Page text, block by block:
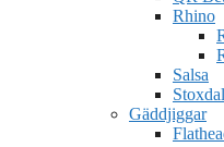
Rhino
Salsa
Stoxdal
Gäddjiggar